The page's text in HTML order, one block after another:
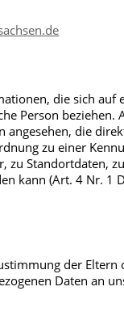
die sich auf
Person beziehen.
angesehen, die
zu einer
zu Standortdaten,
kann (Art. 4 Nr. 1
der Eltern
Daten an